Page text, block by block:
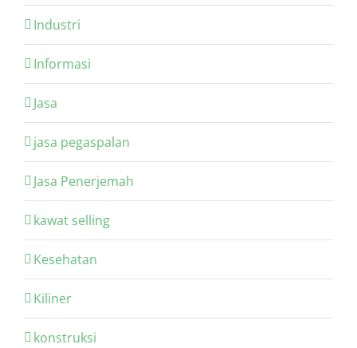
Industri
Informasi
Jasa
jasa pegaspalan
Jasa Penerjemah
kawat selling
Kesehatan
Kiliner
konstruksi